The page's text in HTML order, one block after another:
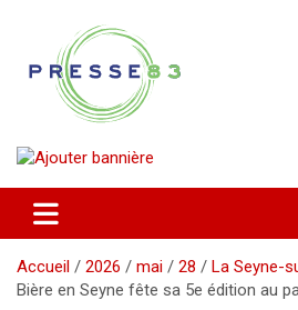
contenu
Presse 83
Accueil 2026 mai 28 La Seyne-
Bière en Seyne fête sa 5e édition au